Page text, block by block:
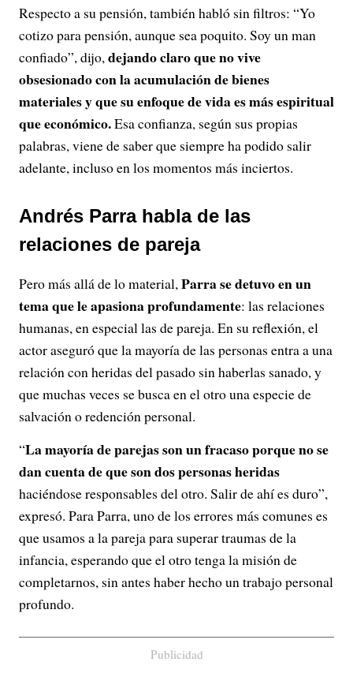
Respecto a su pensión, también habló sin filtros: “Yo
cotizo para pensión, aunque sea poquito. Soy un man
confiado”, dijo,dejando claro que no vive
obsesionado con la acumulación de bienes
materiales y que su enfoque de vida es más espiritual
que económico.Esa confianza, según sus propias
palabras, viene de saber que siempre ha podido salir
adelante, incluso en los momentos más inciertos.
Andrés Parra habla de las
relaciones de pareja
Pero más allá de lo material,Parra se detuvo en un
tema que le apasiona profundamente: las relaciones
humanas, en especial las de pareja. En su reflexión, el
actor aseguró que la mayoría de las personas entra a una
relación con heridas del pasado sin haberlas sanado, y
que muchas veces se busca en el otro una especie de
salvación o redención personal.
“La mayoría de parejas son un fracaso porque no se
dan cuenta de que son dos personas heridas
haciéndose responsables del otro. Salir de ahí es duro”,
expresó. Para Parra, uno de los errores más comunes es
que usamos a la pareja para superar traumas de la
infancia, esperando que el otro tenga la misión de
completarnos, sin antes haber hecho un trabajo personal
profundo.
Publicidad